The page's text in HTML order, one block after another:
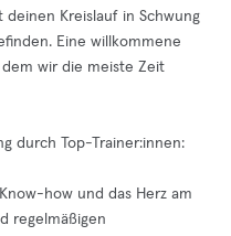
deinen Kreislauf in Schwung
Eine willkommene
wir die meiste Zeit
durch Top-Trainer:innen:
how und das Herz am
regelmäßigen